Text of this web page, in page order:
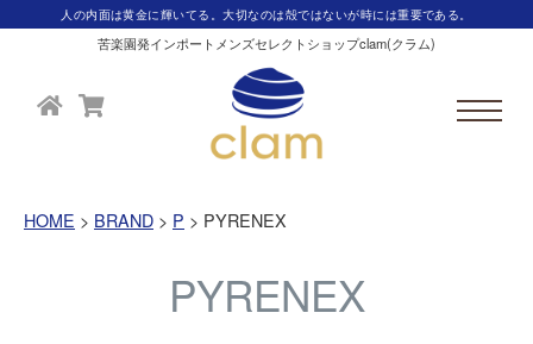
人の内面は黄金に輝いてる。大切なのは殻ではないが時には重要である。
苦楽園発インポートメンズセレクトショップclam(クラム)
HOME BRAND P PYRENEX
PYRENEX